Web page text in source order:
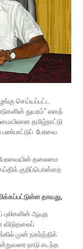
செய்யப்பட்ட
துயரம்" எனத்
தமிழ்நாட்டு
பண்பாட்டுப் பேரவை
பேரவையின் தலைமை
குறிப்பொன்றை
தாவது,
ஆயுத
முன் நகர்த்திக்
நாடு கடந்த